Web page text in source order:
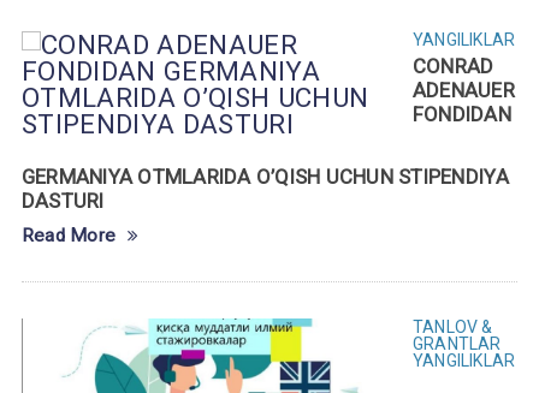
YANGILIKLAR
CONRAD
ADENAUER
FONDIDAN
GERMANIYA OTMLARIDA O’QISH UCHUN STIPENDIYA
DASTURI
Read More
TANLOV &
GRANTLAR
YANGILIKLAR